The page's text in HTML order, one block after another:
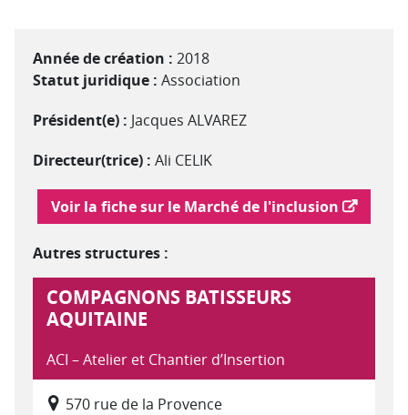
Année de création : 2018
Statut juridique : Association
Président(e) : Jacques ALVAREZ
Directeur(trice) : Ali CELIK
Lien vers le marché de l'inclusion
Voir la fiche sur le Marché de l'inclusion
Autres structures :
COMPAGNONS BATISSEURS
AQUITAINE
ACI – Atelier et Chantier d’Insertion
570 rue de la Provence